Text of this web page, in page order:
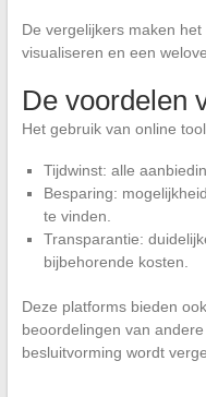
De vergelijkers maken
visualiseren en een
De voordelen
Het gebruik van online
Tijdwinst: alle
Besparing:
te vinden.
Transparantie:
bijbehorende kosten.
Deze platforms bieden
beoordelingen van
besluitvorming wordt